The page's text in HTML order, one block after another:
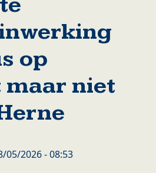
op
niet
05/2026 - 08:53